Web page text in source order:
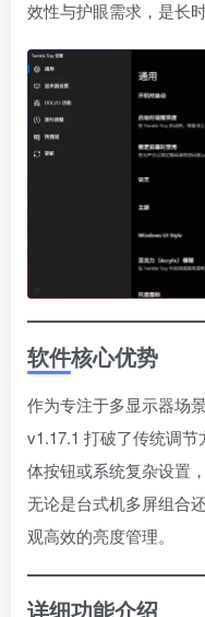
效性与护眼需求，是长
软件核心优势
作为专注于多显示器场
v1.17.1 打破了传统调
体按钮或系统复杂设置
无论是台式机多屏组合
观高效的亮度管理。
详细功能介绍